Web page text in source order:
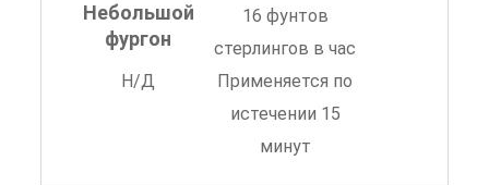
Небольшой
фургон
16 фунтов
стерлингов в час
Н/Д
Применяется по
истечении 15
минут